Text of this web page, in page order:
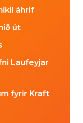
áhrif
út
Laufeyjar
fyrir Kraft